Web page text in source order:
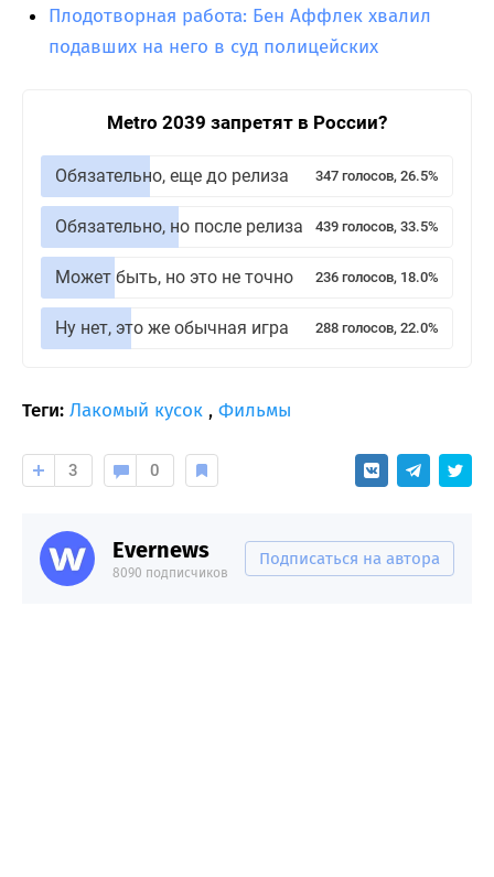
Плодотворная работа: Бен Аффлек хвалил
подавших на него в суд полицейских
Metro 2039 запретят в России?
Обязательно, еще до релиза 347 голосов, 26.5%
Обязательно, но после релиза 439 голосов, 33.5%
Может быть, но это не точно 236 голосов, 18.0%
Ну нет, это же обычная игра 288 голосов, 22.0%
Теги: Лакомый кусок , Фильмы
3 0
Evernews
8090 подписчиков
Подписаться на автора